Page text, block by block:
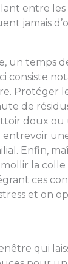
entre
jamais
un temps
consiste
Protéger
de
doux ou
entrevoir
Enfin,
la
ces
et on
qui